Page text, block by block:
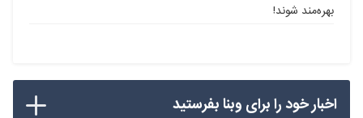
بهره‌مند شوند!
اخبار خود را برای وبنا بفرستید